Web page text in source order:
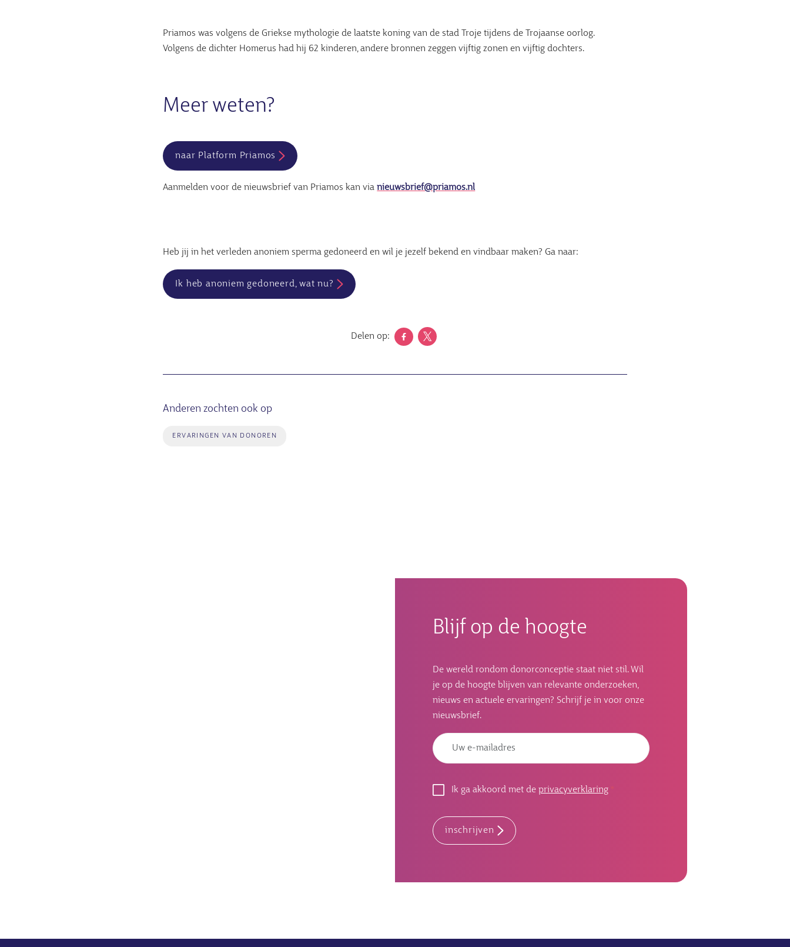
Priamos was volgens de Griekse mythologie de laatste koning van de stad Troje tijdens de Trojaanse oorlog.
Volgens de dichter Homerus had hij 62 kinderen, andere bronnen zeggen vijftig zonen en vijftig dochters.
Meer weten?
naar Platform Priamos
Aanmelden voor de nieuwsbrief van Priamos kan vianieuwsbrief@priamos.nl
Heb jij in het verleden anoniem sperma gedoneerd en wil je jezelf bekend en vindbaar maken? Ga naar:
Ik heb anoniem gedoneerd, wat nu?
Delen op:
Anderen zochten ook op
ERVARINGEN VAN DONOREN
Blijf op de hoogte
De wereld rondom donorconceptie staat niet stil. Wil
je op de hoogte blijven van relevante onderzoeken,
nieuws en actuele ervaringen? Schrijf je in voor onze
nieuwsbrief.
Ik ga akkoord met de privacyverklaring
inschrijven